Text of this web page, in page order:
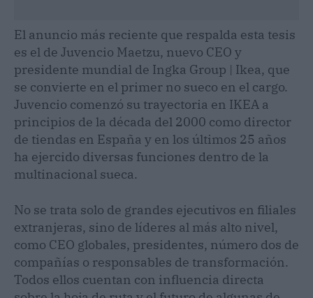
El anuncio más reciente que respalda esta tesis
es el de Juvencio Maetzu, nuevo CEO y
presidente mundial de Ingka Group | Ikea, que
se convierte en el primer no sueco en el cargo.
Juvencio comenzó su trayectoria en IKEA a
principios de la década del 2000 como director
de tiendas en España y en los últimos 25 años
ha ejercido diversas funciones dentro de la
multinacional sueca.
No se trata solo de grandes ejecutivos en filiales
extranjeras, sino de líderes al más alto nivel,
como CEO globales, presidentes, número dos de
compañías o responsables de transformación.
Todos ellos cuentan con influencia directa